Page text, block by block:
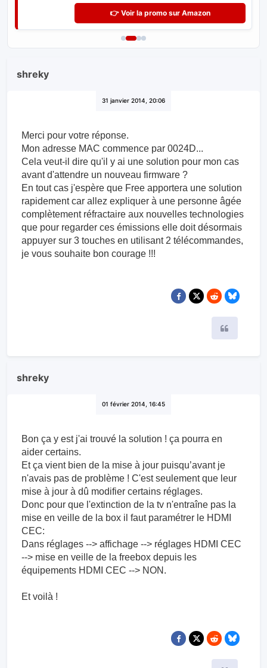
👉 Voir la promo sur Amazon
shreky
31 janvier 2014, 20:06
Merci pour votre réponse.
Mon adresse MAC commence par 0024D...
Cela veut-il dire qu'il y ai une solution pour mon cas
avant d'attendre un nouveau firmware ?
En tout cas j'espère que Free apportera une solution
rapidement car allez expliquer à une personne âgée
complètement réfractaire aux nouvelles technologies
que pour regarder ces émissions elle doit désormais
appuyer sur 3 touches en utilisant 2 télécommandes,
je vous souhaite bon courage !!!
shreky
01 février 2014, 16:45
Bon ça y est j'ai trouvé la solution ! ça pourra en
aider certains.
Et ça vient bien de la mise à jour puisqu’avant je
n'avais pas de problème ! C'est seulement que leur
mise à jour à dû modifier certains réglages.
Donc pour que l'extinction de la tv n'entraîne pas la
mise en veille de la box il faut paramétrer le HDMI
CEC:
Dans réglages --> affichage --> réglages HDMI CEC
--> mise en veille de la freebox depuis les
équipements HDMI CEC --> NON.
Et voilà !